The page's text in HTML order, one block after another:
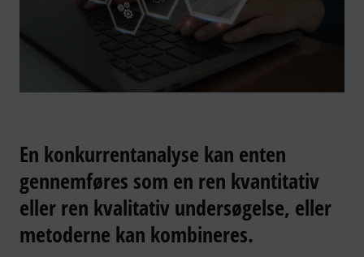
En konkurrentanalyse kan enten
gennemføres som en ren kvantitativ
eller ren kvalitativ undersøgelse, eller
metoderne kan kombineres.